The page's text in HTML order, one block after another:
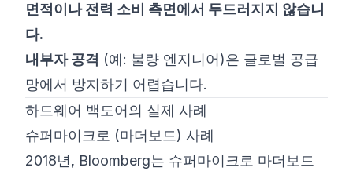
면적이나 전력 소비 측면에서 두드러지지 않습니
다.
내부자 공격 (예: 불량 엔지니어)은 글로벌 공급
망에서 방지하기 어렵습니다.
하드웨어 백도어의 실제 사례
슈퍼마이크로 (마더보드) 사례
2018년, Bloomberg는 슈퍼마이크로 마더보드